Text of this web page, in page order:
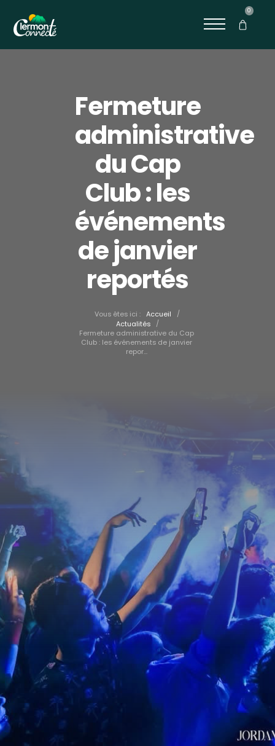
0
Fermeture
administrative
du Cap
Club : les
événements
de janvier
reportés
Vous êtes ici : Accueil
/
Actualités
/
Fermeture administrative du Cap
Club : les événements de janvier
repor...